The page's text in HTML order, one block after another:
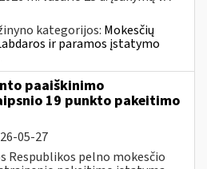
kategorijos: Mokesčių
ir paramos įstatymo
paaiškinimo
19 punkto pakeitimo
05-27
Respublikos pelno mokesčio